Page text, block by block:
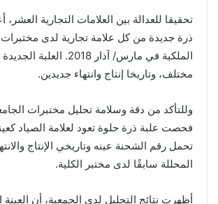
تحقيقا للعدالة بين العلامات التجارية العشر،
ذرة جديدة من كل علامة تجارية لدى مختبرات
الملكية في مارس/ آذار 2018.
مختلف، وتاريخا إنتاج وانتهاء جديدين.
وللتأكد من دقة وسلامة تحليل مختبرات
فحصت علبة ذرة حلوة تعود لعلامة الصياد
تحمل رقم الشحنة عينه وتاريخي الإنتاج
المحللة سابقًا لدى مختبر الكلية.
أظهرت نتائج التحليل لدى الجمعية، أن العينة